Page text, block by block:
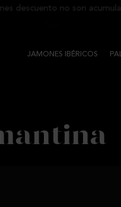
no son
JAMONES IBÉRICOS